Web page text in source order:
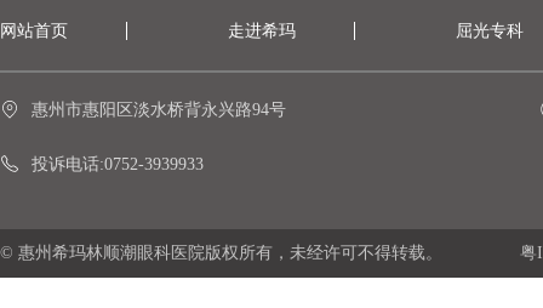
网站首页 走进希玛 屈光专科
惠州市惠阳区淡水桥背永兴路94号
投诉电话:0752-3939933
© 惠州希玛林顺潮眼科医院版权所有，未经许可不得转载。 粤